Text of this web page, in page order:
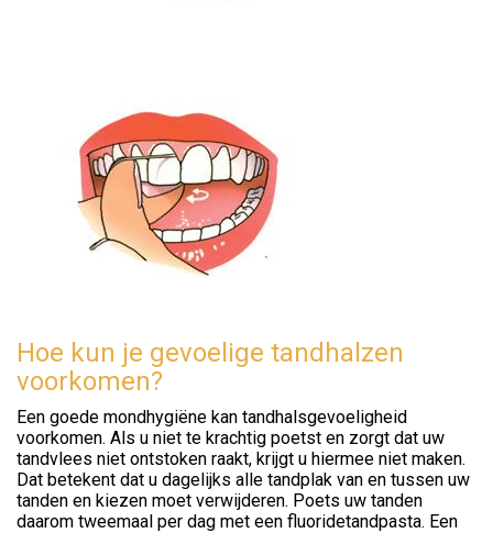
Hoe kun je gevoelige tandhalzen
voorkomen?
Een goede mondhygiëne kan tandhalsgevoeligheid
voorkomen. Als u niet te krachtig poetst en zorgt dat uw
tandvlees niet ontstoken raakt, krijgt u hiermee niet maken.
Dat betekent dat u dagelijks alle tandplak van en tussen uw
tanden en kiezen moet verwijderen. Poets uw tanden
daarom tweemaal per dag met een fluoridetandpasta. Een